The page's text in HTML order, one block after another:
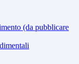
(da pubblicare